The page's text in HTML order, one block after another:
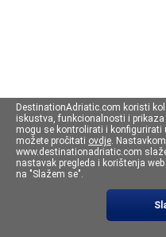
DestinationAdriatic.com koristi
iskustva, funkcionalnosti i
mogu se kontrolirati i konfigurirati
možete pročitati ovdje.
www.destinationadriatic.com
nastavak pregleda i korištenja
na "Slažem se".